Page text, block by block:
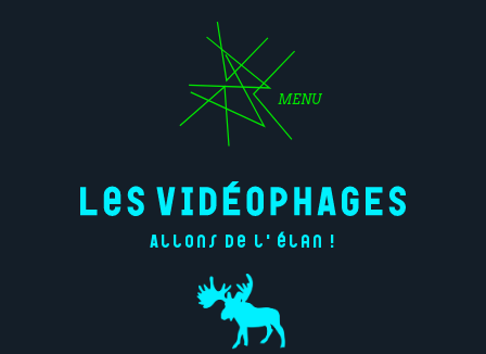
MENU
Allons de l'élan !